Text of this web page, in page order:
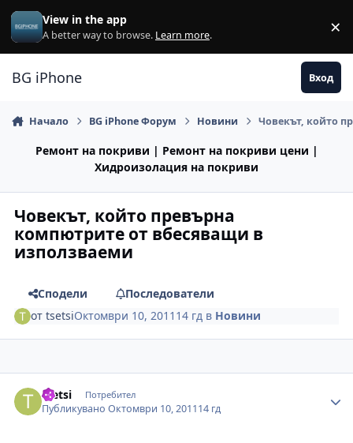
Премини към съдържанието
View in the app
A better way to browse. Learn more. ×
BG iPhone Вход
Начало BG iPhone Форум Новини Човекът, който
Ремонт на покриви | Ремонт на покриви цени |
Хидроизолация на покриви
Човекът, който превърна
компютрите от вбесяващи в
използваеми
Сподели
Последователи
отtsetsiОктомври 10, 2011 14 гд в Новини
tsetsi Потребител
ПубликуваноОктомври 10, 201114 гд